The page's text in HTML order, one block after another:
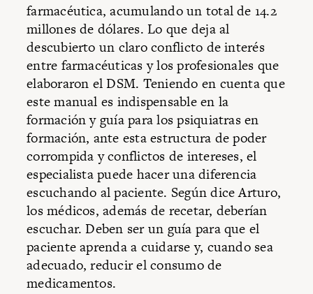
farmacéutica, acumulando un total de 14.2
millones de dólares. Lo que deja al
descubierto un claro conflicto de interés
entre farmacéuticas y los profesionales que
elaboraron el DSM. Teniendo en cuenta que
este manual es indispensable en la
formación y guía para los psiquiatras en
formación, ante esta estructura de poder
corrompida y conflictos de intereses, el
especialista puede hacer una diferencia
escuchando al paciente. Según dice Arturo,
los médicos, además de recetar, deberían
escuchar. Deben ser un guía para que el
paciente aprenda a cuidarse y, cuando sea
adecuado, reducir el consumo de
medicamentos.